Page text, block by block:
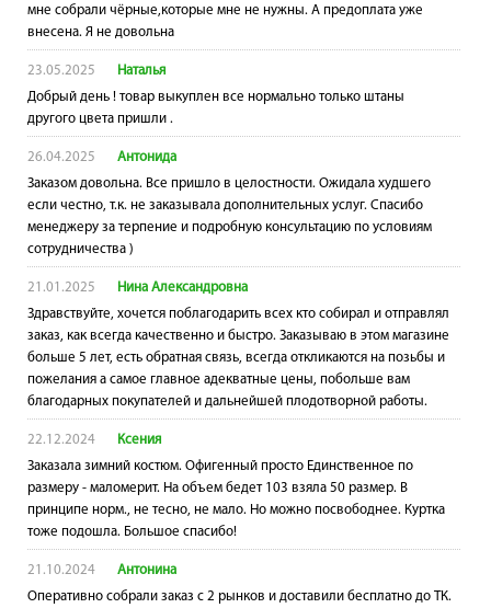
мне собрали чёрные,которые мне не нужны. А предоплата уже
внесена. Я не довольна
23.05.2025
Наталья
Добрый день ! товар выкуплен все нормально только штаны
другого цвета пришли .
26.04.2025
Антонида
Заказом довольна. Все пришло в целостности. Ожидала худшего
если честно, т.к. не заказывала дополнительных услуг. Спасибо
менеджеру за терпение и подробную консультацию по условиям
сотрудничества )
21.01.2025
Нина Александровна
Здравствуйте, хочется поблагодарить всех кто собирал и отправлял
заказ, как всегда качественно и быстро. Заказываю в этом магазине
больше 5 лет, есть обратная связь, всегда откликаются на позьбы и
пожелания а самое главное адекватные цены, побольше вам
благодарных покупателей и дальнейшей плодотворной работы.
22.12.2024
Ксения
Заказала зимний костюм. Офигенный просто Единственное по
размеру - маломерит. На объем бедет 103 взяла 50 размер. В
принципе норм., не тесно, не мало. Но можно посвободнее. Куртка
тоже подошла. Большое спасибо!
21.10.2024
Антонина
Оперативно собрали заказ с 2 рынков и доставили бесплатно до ТК.